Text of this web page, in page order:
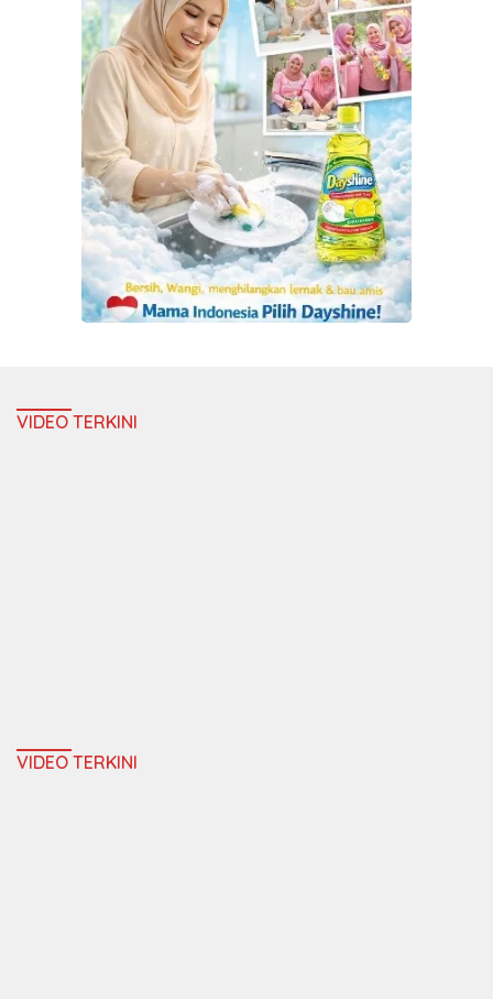
VIDEO TERKINI
VIDEO TERKINI